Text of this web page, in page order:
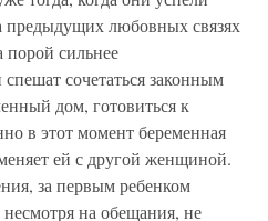
предыдущих любовных связях
порой сильнее
сочетаться законным
дом, готовиться к
в этот момент беременная
ей с другой женщиной.
за первым ребенком
на обещания, не